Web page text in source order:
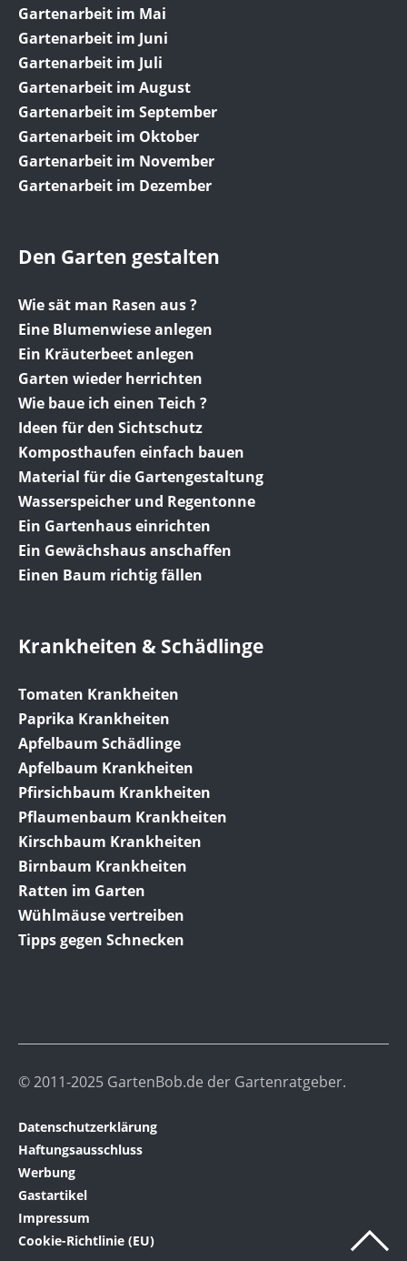
Gartenarbeit im Mai
Gartenarbeit im Juni
Gartenarbeit im Juli
Gartenarbeit im August
Gartenarbeit im September
Gartenarbeit im Oktober
Gartenarbeit im November
Gartenarbeit im Dezember
Den Garten gestalten
Wie sät man Rasen aus ?
Eine Blumenwiese anlegen
Ein Kräuterbeet anlegen
Garten wieder herrichten
Wie baue ich einen Teich ?
Ideen für den Sichtschutz
Komposthaufen einfach bauen
Material für die Gartengestaltung
Wasserspeicher und Regentonne
Ein Gartenhaus einrichten
Ein Gewächshaus anschaffen
Einen Baum richtig fällen
Krankheiten & Schädlinge
Tomaten Krankheiten
Paprika Krankheiten
Apfelbaum Schädlinge
Apfelbaum Krankheiten
Pfirsichbaum Krankheiten
Pflaumenbaum Krankheiten
Kirschbaum Krankheiten
Birnbaum Krankheiten
Ratten im Garten
Wühlmäuse vertreiben
Tipps gegen Schnecken
© 2011-2025 GartenBob.de der Gartenratgeber.
Datenschutzerklärung
Haftungsausschluss
Werbung
Gastartikel
Impressum
Cookie-Richtlinie (EU)